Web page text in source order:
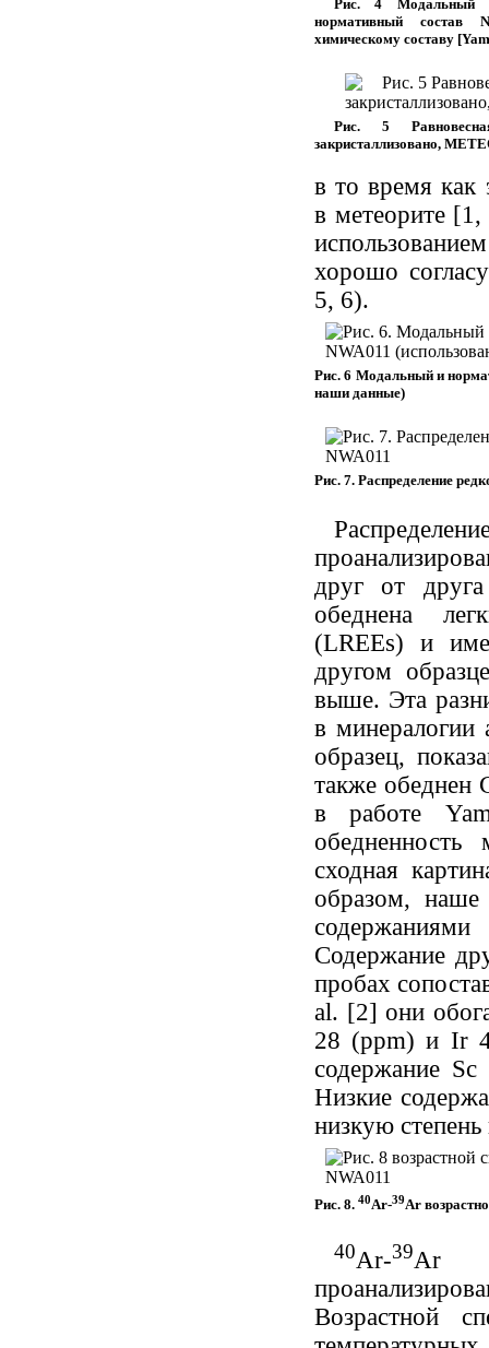
Рис. 4 Модальный
нормативный состав
химическому составу
Рис. 5
закристаллизовано,
в то время как
в метеорите [1,
хорошо
5, 6).
Рис. 6 Модальный и
наши данные)
Рис. 7. Распределение
друг от
обеднена
(LREEs) и
другом
выше. Эта
в минералогии
образец,
также обеднен
в работе
сходная
образом, наше
Содержание
пробах
al. [2] они
28 (ppm) и Ir
содержание
Низкие
низкую
Рис. 8. 40Ar-39Ar
40Ar-39Ar
Возрастной